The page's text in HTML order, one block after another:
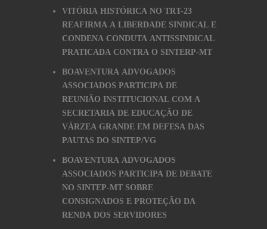
VITÓRIA HISTÓRICA NO TRT-23
REAFIRMA A LIBERDADE SINDICAL E
CONDENA CONDUTA ANTISSINDICAL
PRATICADA CONTRA O SINTERP-MT
BOAVENTURA ADVOGADOS
ASSOCIADOS PARTICIPA DE
REUNIÃO INSTITUCIONAL COM A
SECRETARIA DE EDUCAÇÃO DE
VÁRZEA GRANDE EM DEFESA DAS
PAUTAS DO SINTEP/VG
BOAVENTURA ADVOGADOS
ASSOCIADOS PARTICIPA DE DEBATE
NO SINTEP-MT SOBRE
CONSIGNADOS E PROTEÇÃO DA
RENDA DOS SERVIDORES